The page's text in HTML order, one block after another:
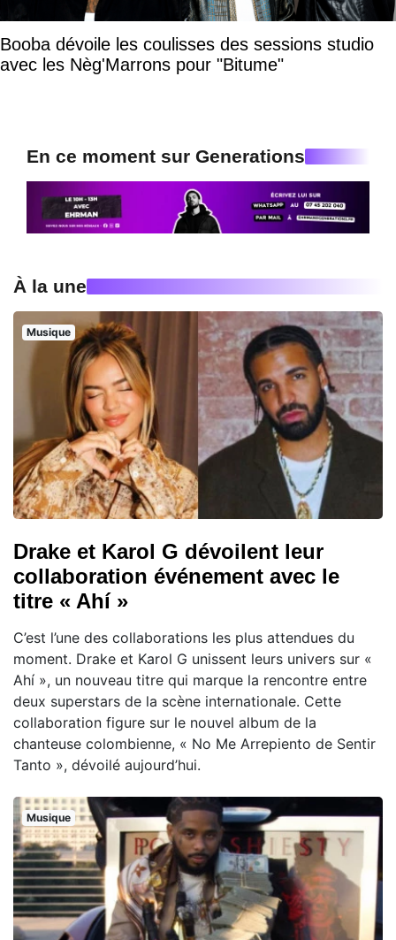
Booba dévoile les coulisses des sessions studio
avec les Nèg'Marrons pour "Bitume"
En ce moment sur Generations
À la une
Musique
Drake et Karol G dévoilent leur
collaboration événement avec le
titre « Ahí »
C’est l’une des collaborations les plus attendues du
moment. Drake et Karol G unissent leurs univers sur «
Ahí », un nouveau titre qui marque la rencontre entre
deux superstars de la scène internationale. Cette
collaboration figure sur le nouvel album de la
chanteuse colombienne, « No Me Arrepiento de Sentir
Tanto », dévoilé aujourd’hui.
Musique